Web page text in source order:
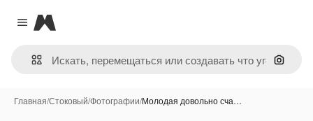
Close menu
Magnific
Поиск
Главная/Стоковый/Фотографии/Молодая довольно сча…